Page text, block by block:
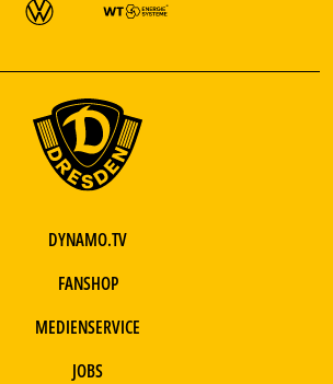
DYNAMO.TV
FANSHOP
MEDIENSERVICE
JOBS